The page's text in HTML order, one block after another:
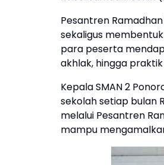
Pesantren
sekaligus
para peserta
akhlak, hingga
Kepala SMAN 2
sekolah setiap bulan
melalui Pesantren
mampu